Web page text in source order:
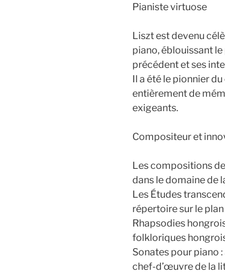
Pianiste virtuose
Liszt est devenu
piano, éblouissant
précédent et ses
Il a été le pionnier
entièrement de
exigeants.
Compositeur et
Les compositions
dans le domaine de
Les Études
répertoire sur le
Rhapsodies
folkloriques
Sonates pour piano
chef-d’œuvre de la